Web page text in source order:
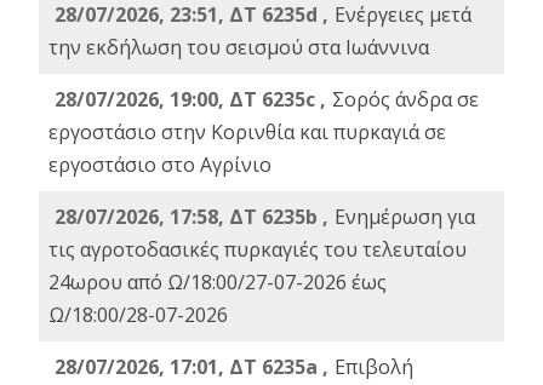
28/07/2026, 23:51, ΔΤ 6235d , Ενέργειες μετά
την εκδήλωση του σεισμού στα Ιωάννινα
28/07/2026, 19:00, ΔΤ 6235c , Σορός άνδρα σε
εργοστάσιο στην Κορινθία και πυρκαγιά σε
εργοστάσιο στο Αγρίνιο
28/07/2026, 17:58, ΔΤ 6235b , Ενημέρωση για
τις αγροτοδασικές πυρκαγιές του τελευταίου
24ωρου από Ω/18:00/27-07-2026 έως
Ω/18:00/28-07-2026
28/07/2026, 17:01, ΔΤ 6235a , Eπιβολή